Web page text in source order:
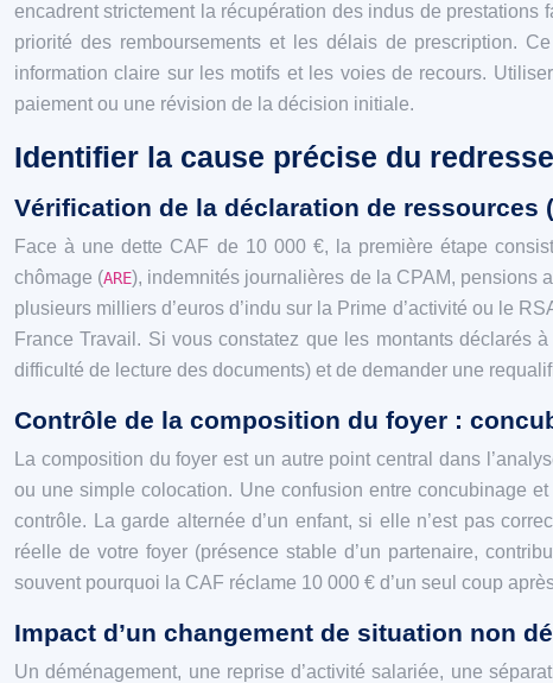
encadrent strictement la récupération des indus de prestations
priorité des remboursements et les délais de prescription.
information claire sur les motifs et les voies de recours.
paiement ou une révision de la décision initiale.
Identifier la cause précise du
Vérification de la déclaration de ressources
Face à une dette CAF de 10 000 €, la première étape
chômage (ARE), indemnités journalières de la CPAM, pensions
plusieurs milliers d’euros d’indu sur la Prime d’activité ou le
France Travail. Si vous constatez que les montants déclarés
difficulté de lecture des documents) et de demander une
Contrôle de la composition du foyer :
La composition du foyer est un autre point central dans
ou une simple colocation. Une confusion entre concubinage
contrôle. La garde alternée d’un enfant, si elle n’est pas
réelle de votre foyer (présence stable d’un partenaire,
souvent pourquoi la CAF réclame 10 000 € d’un seul coup
Impact d’un changement de situation non
Un déménagement, une reprise d’activité salariée, une